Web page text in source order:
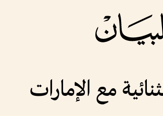
مع الإمارات